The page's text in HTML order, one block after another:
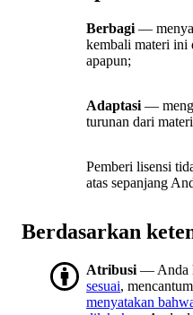
Berbagi —
kembali materi ini
apapun;
Adaptasi —
turunan dari
Pemberi lisensi
atas sepanjang
Berdasarkan
Atribusi — Anda
sesuai,
menyatakan